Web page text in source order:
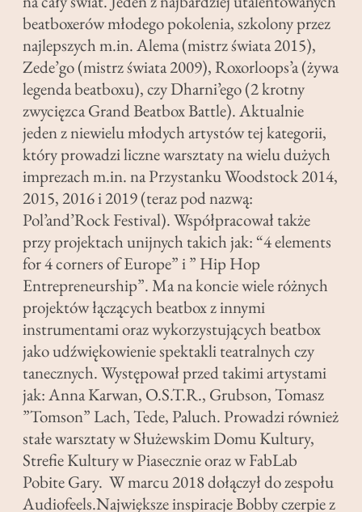
beatboxerów młodego pokolenia, szkolony przez
najlepszych m.in. Alema (mistrz świata 2015),
Zede’go (mistrz świata 2009), Roxorloops’a (żywa
legenda beatboxu), czy Dharni’ego (2 krotny
zwycięzca Grand Beatbox Battle). Aktualnie
jeden z niewielu młodych artystów tej kategorii,
który prowadzi liczne warsztaty na wielu dużych
imprezach m.in. na Przystanku Woodstock 2014,
2015, 2016 i 2019 (teraz pod nazwą:
Pol’and’Rock Festival). Współpracował także
przy projektach unijnych takich jak: “4 elements
for 4 corners of Europe” i ” Hip Hop
Entrepreneurship”. Ma na koncie wiele różnych
projektów łączących beatbox z innymi
instrumentami oraz wykorzystujących beatbox
jako udźwiękowienie spektakli teatralnych czy
tanecznych. Występował przed takimi artystami
jak: Anna Karwan, O.S.T.R., Grubson, Tomasz
”Tomson” Lach, Tede, Paluch. Prowadzi również
stałe warsztaty w Służewskim Domu Kultury,
Strefie Kultury w Piasecznie oraz w FabLab
Pobite Gary. W marcu 2018 dołączył do zespołu
Audiofeels.Największe inspiracje Bobby czerpie z